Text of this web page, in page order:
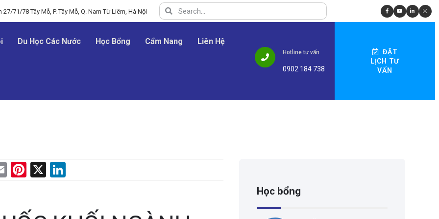
27/71/78 Tây Mỗ, P. Tây Mỗ, Q. Nam Từ Liêm, Hà Nội
Du Học Các Nước Học Bổng Cẩm Nang Liên Hệ
Hotline tư vấn
0902 184 738
ĐẶT
LỊCH TƯ
VẤN
E
m
Pi
nt
X
n
Học bổng